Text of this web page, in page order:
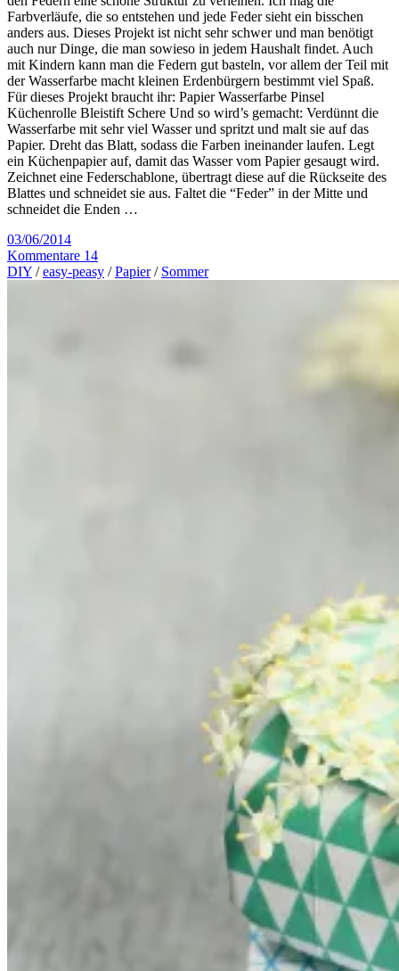
Farbverläufe, die so entstehen und jede Feder sieht ein bisschen
anders aus. Dieses Projekt ist nicht sehr schwer und man benötigt
auch nur Dinge, die man sowieso in jedem Haushalt findet. Auch
mit Kindern kann man die Federn gut basteln, vor allem der Teil mit
der Wasserfarbe macht kleinen Erdenbürgern bestimmt viel Spaß.
Für dieses Projekt braucht ihr: Papier Wasserfarbe Pinsel
Küchenrolle Bleistift Schere Und so wird’s gemacht: Verdünnt die
Wasserfarbe mit sehr viel Wasser und spritzt und malt sie auf das
Papier. Dreht das Blatt, sodass die Farben ineinander laufen. Legt
ein Küchenpapier auf, damit das Wasser vom Papier gesaugt wird.
Zeichnet eine Federschablone, übertragt diese auf die Rückseite des
Blattes und schneidet sie aus. Faltet die “Feder” in der Mitte und
schneidet die Enden …
03/06/2014
Kommentare 14
DIY /easy-peasy /Papier/ Sommer